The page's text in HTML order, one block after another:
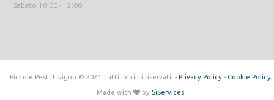
Sabato 10:00 - 12:00
Piccole Pesti Livigno © 2024 Tutti i diritti riservati. - Privacy Policy- Cookie Policy
Made with by SìServices